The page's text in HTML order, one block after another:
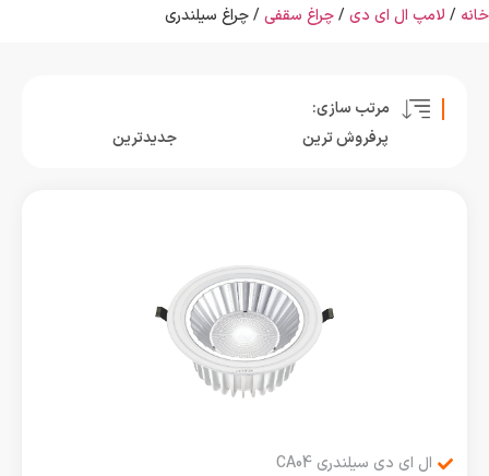
خانه / لامپ ال ای دی/چراغ سقفی/ چراغ سیلندری
مرتب سازی:
پرفروش ترین
جدیدترین
ال ای دی سیلندری CA04